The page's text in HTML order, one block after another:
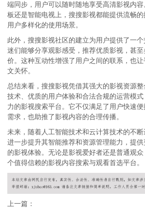
端同步，用户可以随时随地享受高清影视内
板还是智能电视上，搜搜影视都能提供流畅
用户多样化的使用场景。
此外，搜搜影视社区的建立为用户提供了一
迷们能够分享观影感受，推荐优质影视，甚
价。这种互动性增强了用户之间的联系，也
文关怀。
总结来看，搜搜影视凭借其强大的影视资源
技术、优质的用户体验和合法合规的运营模
力的影视搜索平台。它不仅满足了用户快速
需求，也助推了影视内容的合理传播。
未来，随着人工智能技术和云计算技术的不
进一步提升其智能推荐和资源管理能力，提
的影视体验。无论是影视爱好者还是普通观
个值得信赖的影视内容搜索与观看首选平台。
上一篇：